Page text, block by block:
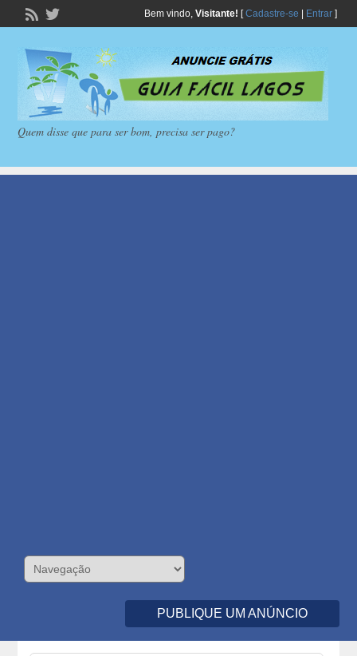
Bem vindo, Visitante! [Cadastre-se Entrar]
Quem disse que para ser bom, precisa ser pago?
PUBLIQUE UM ANÚNCIO